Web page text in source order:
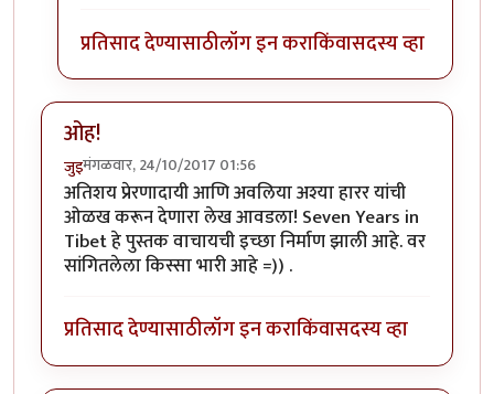
प्रतिसाद देण्यासाठीलॉग इन कराकिंवासदस्य व्हा
ओह!
जुइमंगळवार, 24/10/2017 01:56
अतिशय प्रेरणादायी आणि अवलिया अश्या हारर यांची
ओळख करून देणारा लेख आवडला! Seven Years in
Tibet हे पुस्तक वाचायची इच्छा निर्माण झाली आहे. वर
सांगितलेला किस्सा भारी आहे =)) .
प्रतिसाद देण्यासाठीलॉग इन कराकिंवासदस्य व्हा